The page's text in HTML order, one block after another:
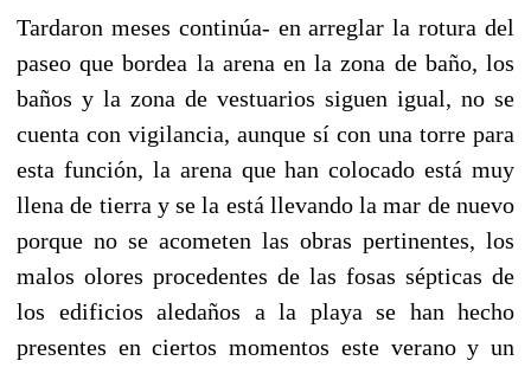
Tardaron meses continúa- en arreglar la rotura del
paseo que bordea la arena en la zona de baño, los
baños y la zona de vestuarios siguen igual, no se
cuenta con vigilancia, aunque sí con una torre para
esta función, la arena que han colocado está muy
llena de tierra y se la está llevando la mar de nuevo
porque no se acometen las obras pertinentes, los
malos olores procedentes de las fosas sépticas de
los edificios aledaños a la playa se han hecho
presentes en ciertos momentos este verano y un